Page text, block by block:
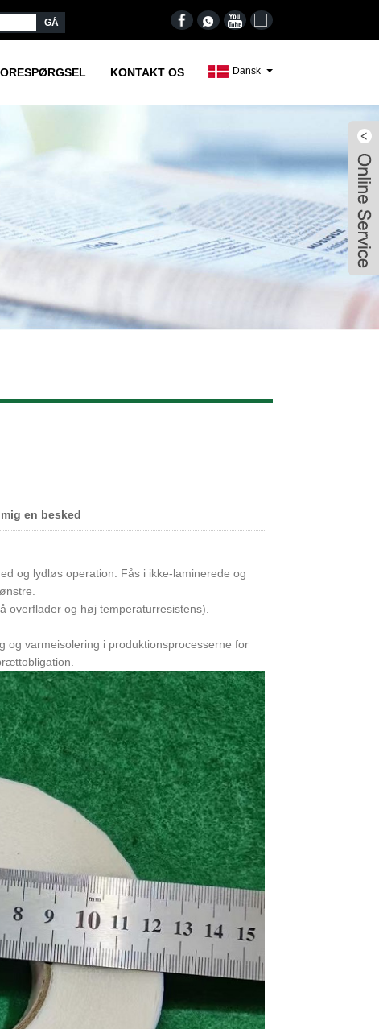
Dansk
KONTAKT OS
en besked
og lydløs operation. Fås i ikke-laminerede og
overflader og høj temperaturresistens).
og varmeisolering i produktionsprocesserne for